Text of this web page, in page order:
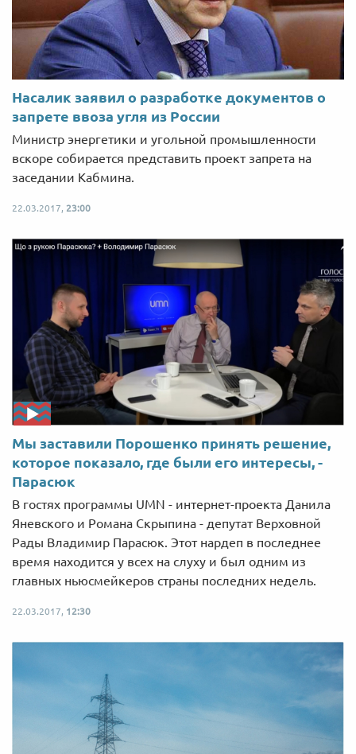
Насалик заявил о разработке документов о
запрете ввоза угля из России
Министр энергетики и угольной промышленности
вскоре собирается представить проект запрета на
заседании Кабмина.
22.03.2017, 23:00
Мы заставили Порошенко принять решение,
которое показало, где были его интересы, -
Парасюк
В гостях программы UMN - интернет-проекта Данила
Яневского и Романа Скрыпина - депутат Верховной
Рады Владимир Парасюк. Этот нардеп в последнее
время находится у всех на слуху и был одним из
главных ньюсмейкеров страны последних недель.
22.03.2017, 12:30